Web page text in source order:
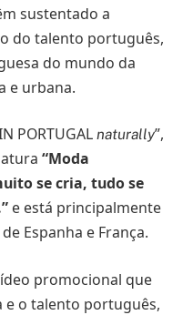
sustentado a
do talento português,
do mundo da
e urbana.
PORTUGAL naturally”,
“Moda
se cria, tudo se
e está principalmente
Espanha e França.
promocional que
e o talento português,